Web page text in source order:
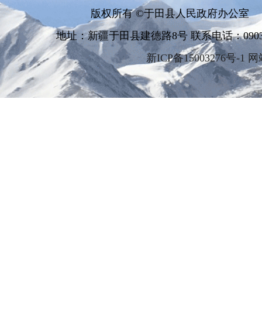
版权所有 ©于田县人民政府办公室
地址：新疆于田县建德路8号 联系电话：
新ICP备15003276号-1